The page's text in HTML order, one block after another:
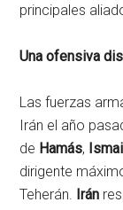
principales
Una ofensiva
Las fuerzas
Irán el año
de Hamás,
dirigente
Teherán. Irán